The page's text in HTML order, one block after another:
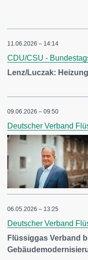
11.06.2026 – 14:14
CDU/CSU -
Lenz/Luczak:
09.06.2026 – 09:50
Deutscher Verband
06.05.2026 – 13:25
Deutscher Verband
Flüssiggas Verband